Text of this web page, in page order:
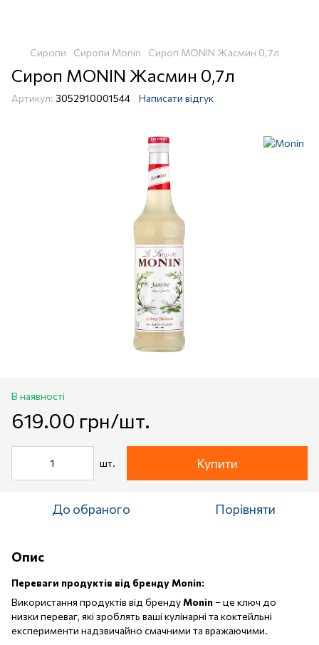
Сиропи Сиропи Monin Сироп MONIN Жасмин 0,7л
Сироп MONIN Жасмин 0,7л
Артикул: 3052910001544 Написати відгук
В наявності
619.00 грн/шт.
шт. Купити
До обраного Порівняти
Опис
Переваги продуктів від бренду Monin:
Використання продуктів від брендуMonin– це ключ до
низки переваг, які зроблять ваші кулінарні та коктейльні
експерименти надзвичайно смачними та вражаючими.